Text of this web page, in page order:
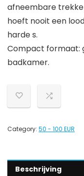
afneembare
hoeft nooit een
harde s.
Compact formaat:
badkamer.
Category: 50 - 100 EUR
Beschrijving